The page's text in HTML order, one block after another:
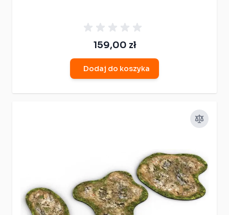
159,00 zł
Dodaj do koszyka